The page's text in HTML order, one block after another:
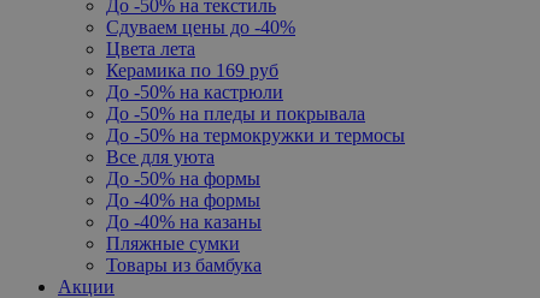
До -50% на текстиль
Сдуваем цены до -40%
Цвета лета
Керамика по 169 руб
До -50% на кастрюли
До -50% на пледы и покрывала
До -50% на термокружки и термосы
Все для уюта
До -50% на формы
До -40% на формы
До -40% на казаны
Пляжные сумки
Товары из бамбука
Акции